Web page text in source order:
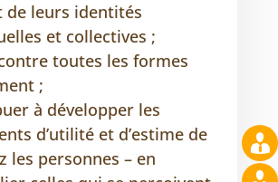
de leurs identités
et collectives ;
toutes les formes
;
à développer les
d’utilité et d’estime de
les personnes – en